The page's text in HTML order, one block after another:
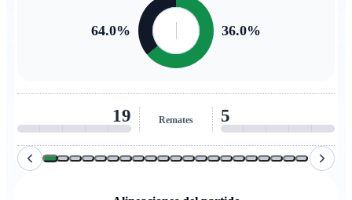
64.0% 36.0%
19 Remates 5